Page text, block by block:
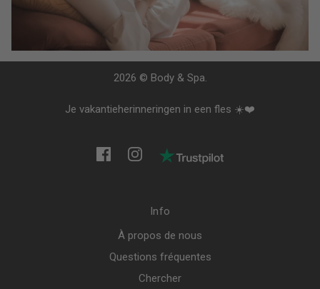
Creëer Jouw Perfecte Rustgevende Leesruimte
2026 © Body & Spa.
Je vakantieherinneringen in een fles ☀️❤️
Info
À propos de nous
Questions fréquentes
Chercher